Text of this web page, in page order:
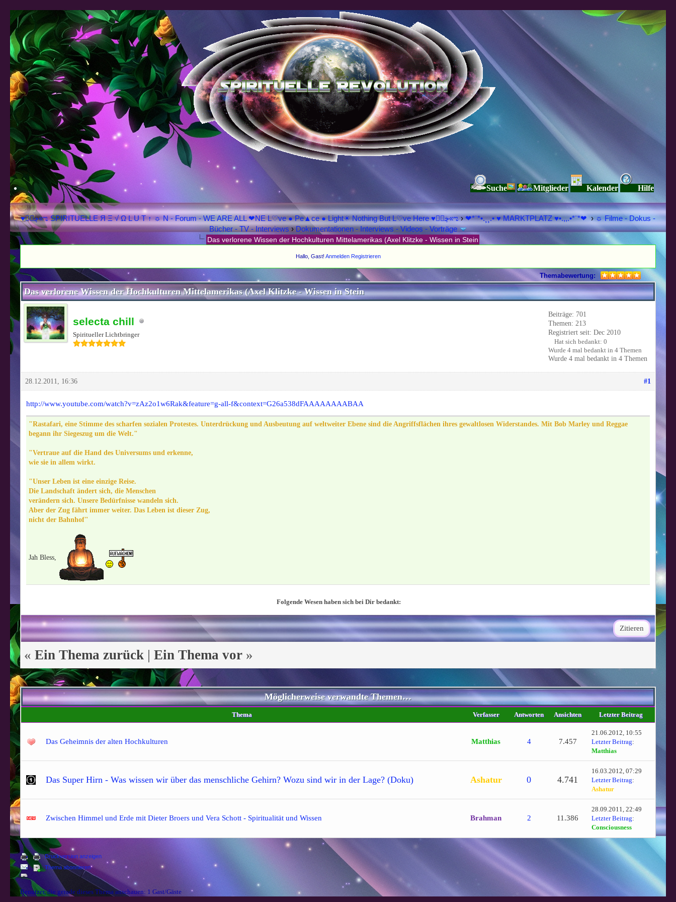
Suche Mitglieder Kalender Hilfe
♥ڿڰۣ«ಌ SPIRITUELLE Я Ξ √ Ω L U T ↑ ☼ N - Forum - WE ARE ALL ❤NE L♡ve ● Pe▲ce ● Light☀ Nothing But L♡ve Here ♥ڿڰۣ«ಌ›❤*¨*•.¸¸.• ♥ MARKTPLATZ ♥•.,,.•*¨*❤ ›☼ Filme - Dokus -
Bücher - TV - Interviews›Dokumentationen - Interviews - Videos - Vorträge
Das verlorene Wissen der Hochkulturen Mittelamerikas (Axel Klitzke - Wissen in Stein
Hallo, Gast! Anmelden Registrieren
Themabewertung:
1 Bewertung(en) - 5 im Durchschnitt
1
2
3
4
5
Das verlorene Wissen der Hochkulturen Mittelamerikas (Axel Klitzke - Wissen in Stein
selecta chill
Spiritueller Lichtbringer
Beiträge: 701
Themen: 213
Registriert seit: Dec 2010
Hat sich bedankt: 0
Wurde 4 mal bedankt in 4 Themen
Wurde 4 mal bedankt in 4 Themen
#1
28.12.2011, 16:36
http://www.youtube.com/watch?v=zAz2o1w6Rak&feature=g-all-f&context=G26a538dFAAAAAAAABAA
"Rastafari, eine Stimme des scharfen sozialen Protestes. Unterdrückung und Ausbeutung auf weltweiter Ebene sind die Angriffsflächen ihres gewaltlosen Widerstandes. Mit Bob Marley und Reggae
begann ihr Siegeszug um die Welt."
"Vertraue auf die Hand des Universums und erkenne,
wie sie in allem wirkt.
"Unser Leben ist eine einzige Reise.
Die Landschaft ändert sich, die Menschen
verändern sich. Unsere Bedürfnisse wandeln sich.
Aber der Zug fährt immer weiter. Das Leben ist dieser Zug,
nicht der Bahnhof"
Jah Bless,
Folgende Wesen haben sich bei Dir bedankt:
Zitieren
« Ein Thema zurück | Ein Thema vor »
Möglicherweise verwandte Themen…
Thema Verfasser Antworten Ansichten Letzter Beitrag
Das Geheimnis der alten Hochkulturen Matthias 4 7.457
21.06.2012, 10:55
Letzter Beitrag:
Matthias
Das Super Hirn - Was wissen wir über das menschliche Gehirn? Wozu sind wir in der Lage? (Doku) Ashatur 0 4.741
16.03.2012, 07:29
Letzter Beitrag:
Ashatur
Zwischen Himmel und Erde mit Dieter Broers und Vera Schott - Spiritualität und Wissen Brahman 2 11.386
28.09.2011, 22:49
Letzter Beitrag:
Consciousness
Druckversion anzeigen
Thema abonnieren
Benutzer, die gerade dieses Thema anschauen: 1 Gast/Gäste